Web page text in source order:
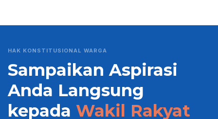
HAK KONSTITUSIONAL WARGA
Sampaikan Aspirasi
Anda Langsung
kepada Wakil Rakyat